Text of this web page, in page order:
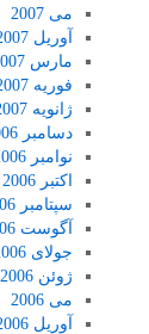
می 2007
آوریل 2007
مارس 2007
فوریه 2007
ژانویه 2007
دسامبر 2006
نوامبر 2006
اکتبر 2006
سپتامبر 2006
آگوست 2006
جولای 2006
ژوئن 2006
می 2006
آوریل 2006